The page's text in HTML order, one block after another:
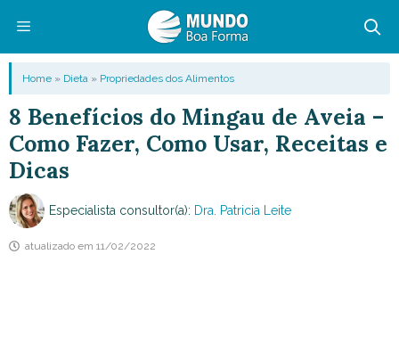
conteúdo
Menu
Home » Dieta » Propriedades dos Alimentos
8 Benefícios do Mingau de Aveia –
Como Fazer, Como Usar, Receitas e
Dicas
Especialista consultor(a): Dra. Patricia Leite
atualizado em 11/02/2022